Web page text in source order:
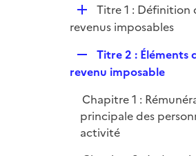
r
p
l
r
D
é
i
e
r
Titre 1 : Définition
revenus imposables
e
l
i
e
Titre 2 : Éléments
revenu imposable
Chapitre 1 :
principale des
activité